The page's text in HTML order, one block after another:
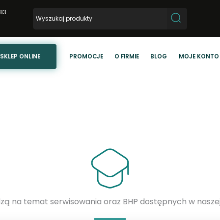
SKLEP ONLINE PROMOCJE O FIRMIE BLOG MOJE KONTO
na temat serwisowania oraz BHP dostępnych w